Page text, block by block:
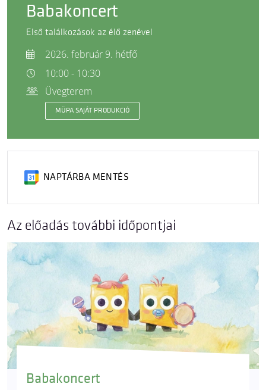
Babakoncert
Első találkozások az élő zenével
2026. február 9. hétfő
10:00 - 10:30
Üvegterem
MÜPA SAJÁT PRODUKCIÓ
NAPTÁRBA MENTÉS
Az előadás további időpontjai
Babakoncert